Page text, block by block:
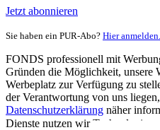
Jetzt abonnieren
Sie haben ein PUR-Abo? Hier anmelden.
FONDS professionell mit
Gründen die Möglichkeit, unsere
Werbeplatz zur Verfügung zu
der Verantwortung von uns
Datenschutzerklärung näher
Dienste nutzen wir Technologien